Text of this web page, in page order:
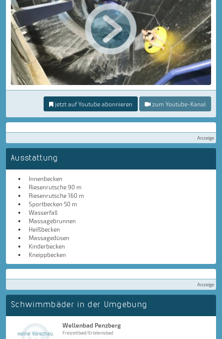
jetzt auf Youtube abonnieren zum Youtube-Kanal
Anzeige
Ausstattung
Innenbecken
Riesenrutsche 90 m
Riesenrutsche 160 m
Sportbecken 50 m
Wasserfall
Massagebrunnen
Heißbecken
Massagedüsen
Kinderbecken
Kneippbecken
Anzeige
Schwimmbäder in der Umgebung
Wellenbad Penzberg
Freizeitbad/Erlebnisbad